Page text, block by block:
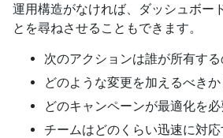
運用構造がなければ、ダッシュボー
とを尋ねさせることもできます。
次のアクションは誰が所有する
どのような変更を加えるべきか
どのキャンペーンが最適化を
チームはどのくらい迅速に対応